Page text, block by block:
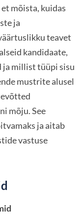
mõista, kuidas
ja
teavet
kandidaate,
ja millist tüüpi sisu
mustrite alusel
mõju. See
ja aitab
vastuse